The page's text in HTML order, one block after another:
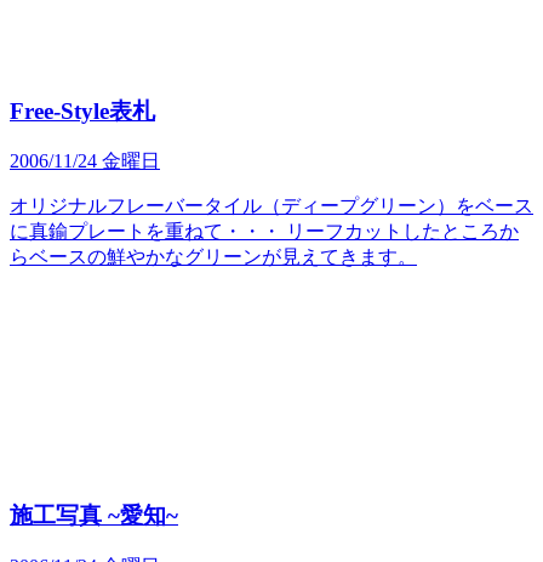
Free-Style表札
2006/11/24 金曜日
オリジナルフレーバータイル（ディープグリーン）をベース
に真鍮プレートを重ねて・・・ リーフカットしたところか
らベースの鮮やかなグリーンが見えてきます。
施工写真 ~愛知~